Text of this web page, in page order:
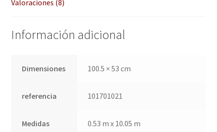
Valoraciones (8)
Información adicional
Dimensiones 100.5 × 53 cm
referencia 101701021
Medidas 0.53 m x 10.05 m